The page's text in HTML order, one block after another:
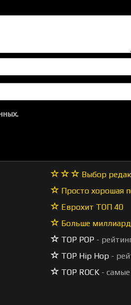
Выбор
Просто хорошая
Еврохит ТОП 40
Больше
TOP POP -
TOP Hip Hop -
TOP ROCK -